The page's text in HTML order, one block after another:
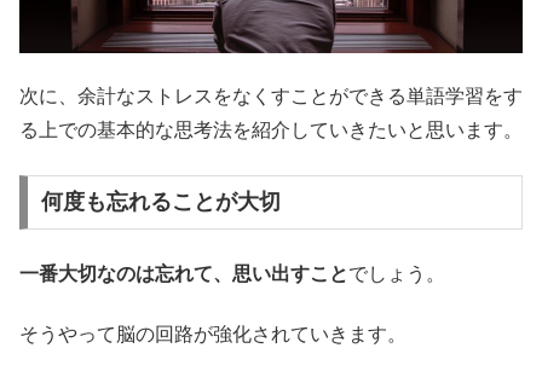
次に、余計なストレスをなくすことができる単語学習をす
る上での基本的な思考法を紹介していきたいと思います。
何度も忘れることが大切
一番大切なのは忘れて、思い出すことでしょう。
そうやって脳の回路が強化されていきます。